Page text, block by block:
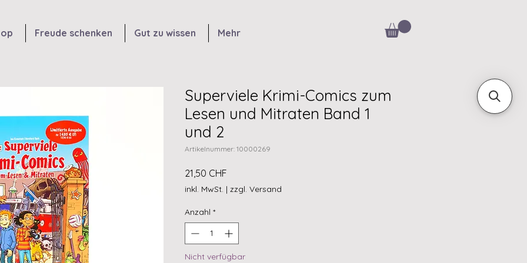
Freude schenken Gut zu wissen Mehr
Superviele Krimi-Comics zum
Lesen und Mitraten Band 1
und 2
Artikelnummer: 10000269
21,50 CHF
inkl. MwSt. | zzgl. Versand
Anzahl *
Nicht verfügbar